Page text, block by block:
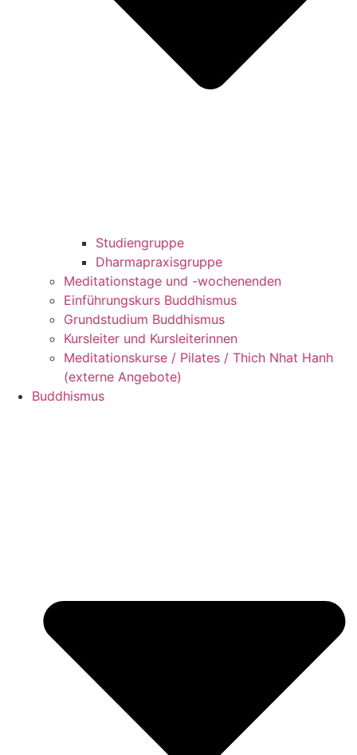
Studiengruppe
Dharmapraxisgruppe
Meditationstage und -wochenenden
Einführungskurs Buddhismus
Grundstudium Buddhismus
Kursleiter und Kursleiterinnen
Meditationskurse / Pilates / Thich Nhat Hanh
(externe Angebote)
Buddhismus